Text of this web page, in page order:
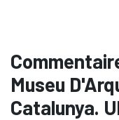
Museu
Catalunya.